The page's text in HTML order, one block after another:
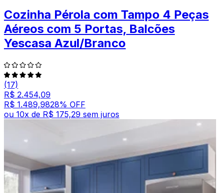
Cozinha Pérola com Tampo 4 Peças
Aéreos com 5 Portas, Balcões
Yescasa Azul/Branco
(17)
R$ 2.454,09
R$ 1.489,9828% OFF
ou 10x de R$ 175,29 sem juros